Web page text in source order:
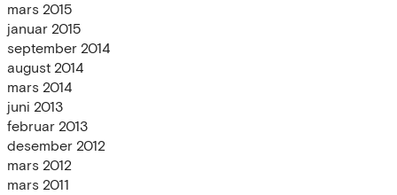
mars 2015
januar 2015
september 2014
august 2014
mars 2014
juni 2013
februar 2013
desember 2012
mars 2012
mars 2011